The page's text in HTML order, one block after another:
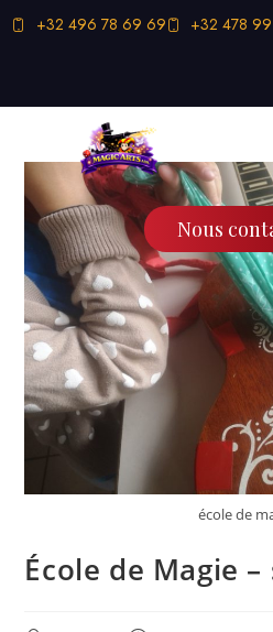
+32 496 78 69 69 +32 478
Nous
école de
École de Magie –